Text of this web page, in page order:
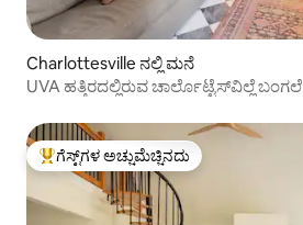
Charlottesville ನಲ್ಲಿ ಮನೆ
UVA ಹತ್ತಿರದಲ್ಲಿರುವ ಚಾರ್ಲೊಟ್ಟೆಸ್‌ವಿಲ್ಲೆ ಬಂಗಲೆ
ಗೆಸ್ಟ್‌ಗಳಿಗೆ ಅತಿ ಹೆಚ್ಚು ಅಚ್ಚುಮೆಚ್ಚಿನದು
ಗೆಸ್ಟ್‌ಗಳ ಅಚ್ಚುಮೆಚ್ಚಿನದು